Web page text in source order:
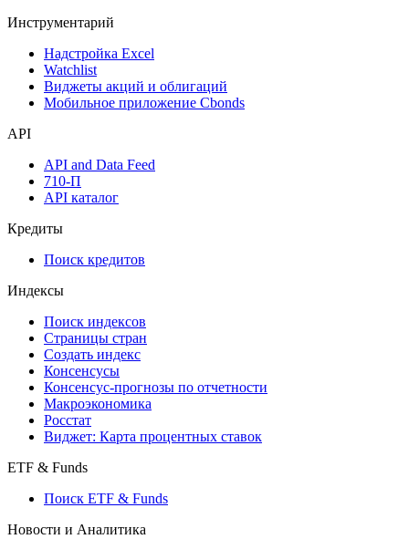
Денежный рынок
Календарь инвестора
Инструментарий
Мобильное приложение Cbonds
API
API and Data Feed
API каталог
Кредиты
Поиск кредитов
Индексы
Поиск индексов
Страницы стран
Создать индекс
Консенсусы
Макроэкономика
Виджет: Карта процентных ставок
ETF & Funds